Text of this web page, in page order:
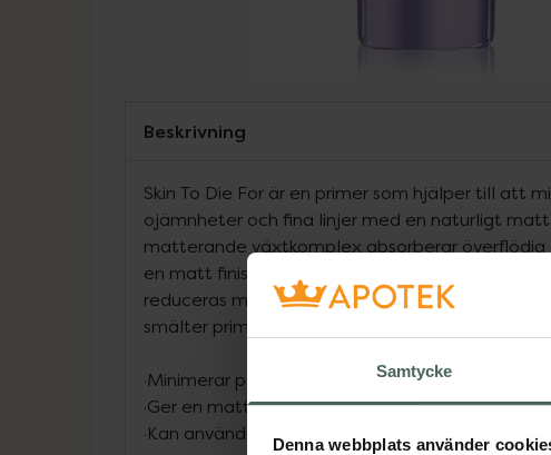
Samtycke
Denna webbplats använder
Beskrivning
Skin To Die For är en primer som hjälper till att
ojämnheter och fina linjer med en naturligt
matterande växtkomplex absorberar överflödig
en matt finish, samtidigt som porernas storlek
reduceras med tiden. Med sin enastående
smälter primern omedelbart och jämnar ut
·Minimerar porer och ojämnheter
·Ger en matt finish
·Kan användas som en primer eller ensam för en